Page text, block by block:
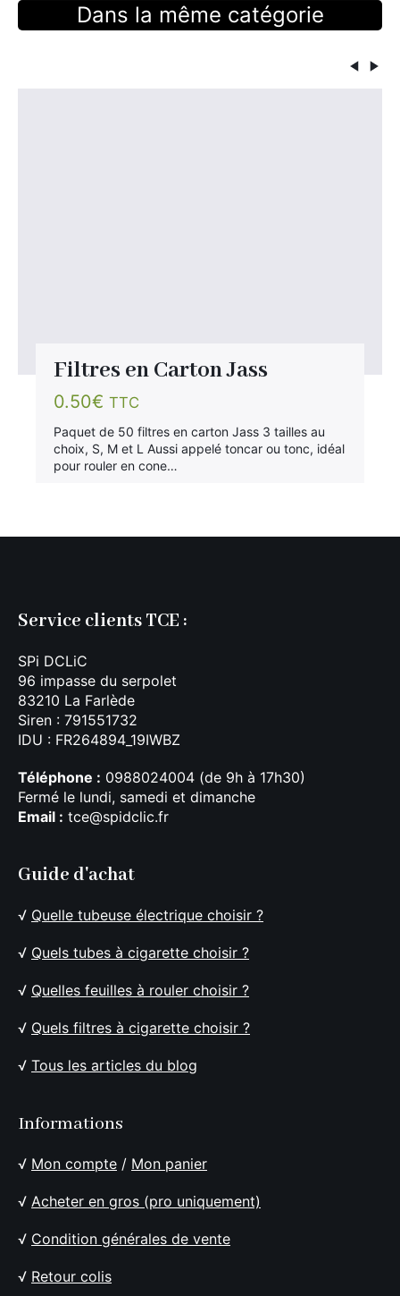
Dans la même catégorie
Filtres en Carton Jass
0.50€ TTC
Paquet de 50 filtres en carton Jass 3 tailles au
choix, S, M et L Aussi appelé toncar ou tonc, idéal
pour rouler en cone…
Service clients TCE :
SPi DCLiC
96 impasse du serpolet
83210 La Farlède
Siren : 791551732
IDU : FR264894_19IWBZ
Téléphone : 0988024004 (de 9h à 17h30)
Fermé le lundi, samedi et dimanche
Email : tce@spidclic.fr
Guide d'achat
√ Quelle tubeuse électrique choisir ?
√ Quels tubes à cigarette choisir ?
√ Quelles feuilles à rouler choisir ?
√ Quels filtres à cigarette choisir ?
√ Tous les articles du blog
Informations
√ Mon compte / Mon panier
√ Acheter en gros (pro uniquement)
√ Condition générales de vente
√ Retour colis